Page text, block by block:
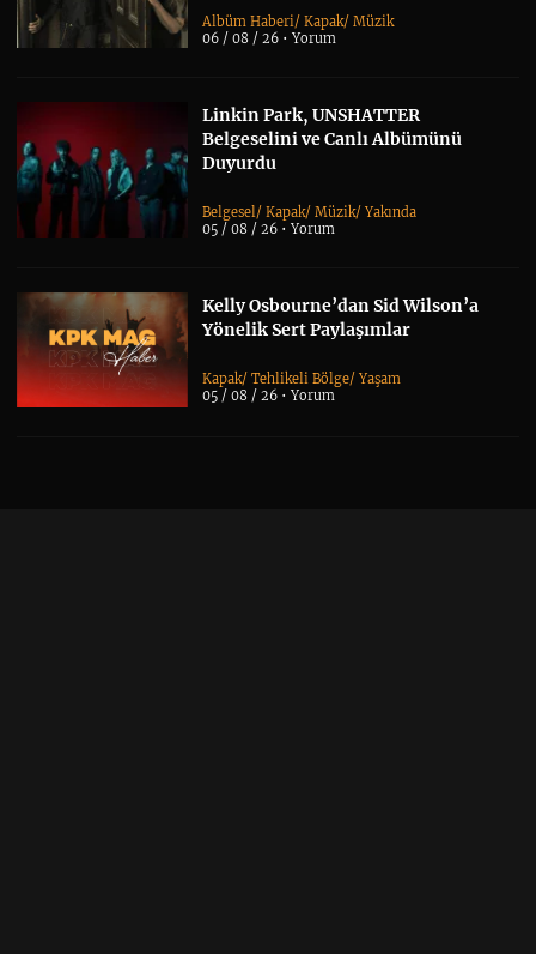
Albüm Haberi/Kapak/Müzik
06 / 08 / 26 •Yorum
Linkin Park, UNSHATTER
Belgeselini ve Canlı Albümünü
Duyurdu
Belgesel/Kapak/Müzik/Yakında
05 / 08 / 26 •Yorum
Kelly Osbourne’dan Sid Wilson’a
Yönelik Sert Paylaşımlar
Kapak/Tehlikeli Bölge/Yaşam
05 / 08 / 26 •Yorum